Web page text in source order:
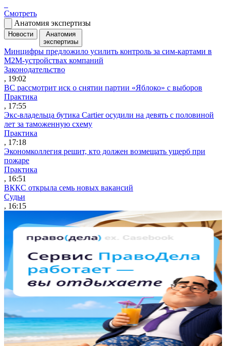
Смотреть
Анатомия экспертизы
Новости
Анатомия
экспертизы
Минцифры предложило усилить контроль за сим-картами в
M2M-устройствах компаний
Законодательство
, 19:02
ВС рассмотрит иск о снятии партии «Яблоко» с выборов
Практика
, 17:55
Экс-владельца бутика Cartier осудили на девять с половиной
лет за таможенную схему
Практика
, 17:18
Экономколлегия решит, кто должен возмещать ущерб при
пожаре
Практика
, 16:51
ВККС открыла семь новых вакансий
Судьи
, 16:15